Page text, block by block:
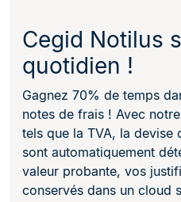
Cegid Notilus
quotidien !
Gagnez 70% de temps
notes de frais ! Avec
tels que la TVA, la devise
sont automatiquement
valeur probante, vos
conservés dans un cloud